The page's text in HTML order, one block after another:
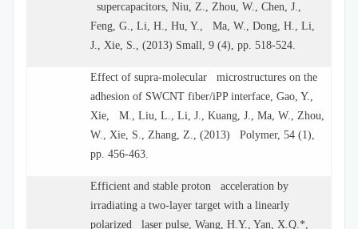
supercapacitors, Niu, Z., Zhou, W., Chen, J.,
Feng, G., Li, H., Hu, Y., Ma, W., Dong, H., Li,
J., Xie, S., (2013) Small, 9 (4), pp. 518-524.
Effect of supra-molecular microstructures on the
adhesion of SWCNT fiber/iPP interface, Gao, Y.,
Xie, M., Liu, L., Li, J., Kuang, J., Ma, W., Zhou,
W., Xie, S., Zhang, Z., (2013) Polymer, 54 (1),
pp. 456-463.
Efficient and stable proton acceleration by
irradiating a two-layer target with a linearly
polarized laser pulse, Wang, H.Y., Yan, X.Q.*,